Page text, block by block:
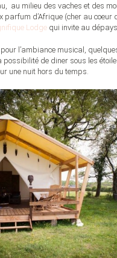
au milieu des vaches et des
parfum d’Afrique (cher au coeur
Lodge qui invite au
l’ambiance musical,
de diner sous les
une nuit hors du temps.